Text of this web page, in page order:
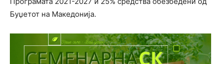
Буџетот на Македонија.